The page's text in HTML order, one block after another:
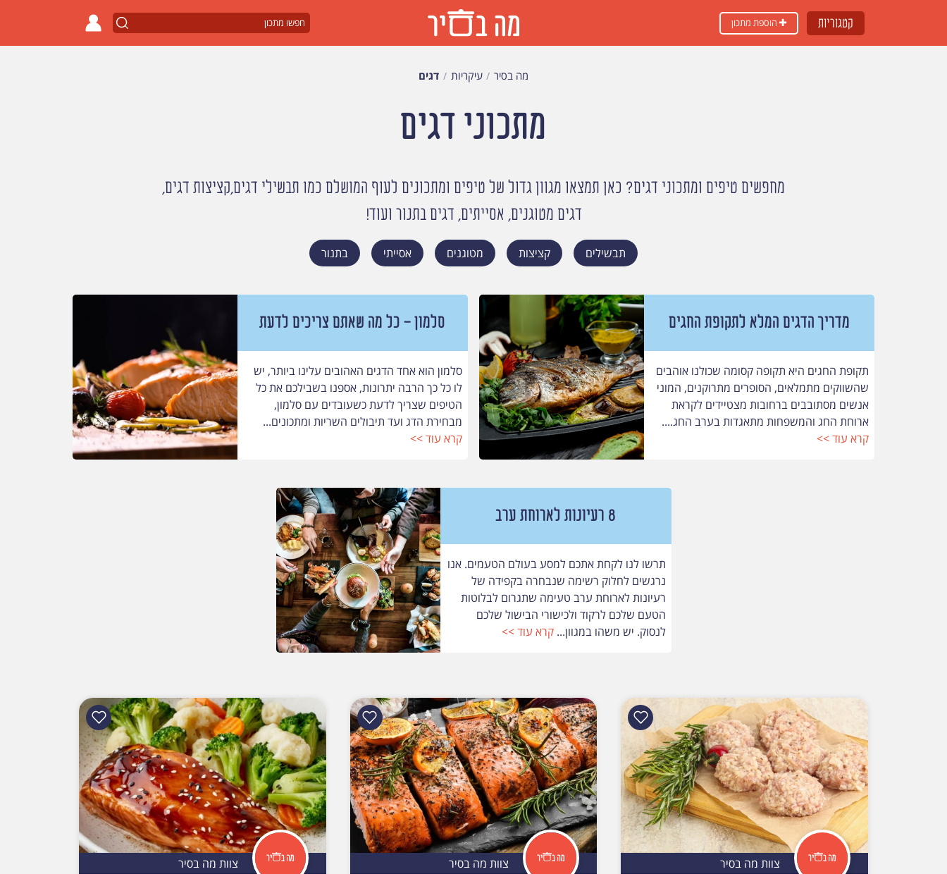
קטגוריות
מה בסיר עיקריות דגים
מתכוני דגים
מחפשים טיפים ומתכוני דגים? כאן תמצאו מגוון גדול של טיפים ומתכונים לעוף המושלם כמו תבשילי דגים,קציצות דגים,
דגים מטוגנים, אסייתים, דגים בתנור ועוד!
תבשילים קציצות מטוגנים אסייתי בתנור
מדריך הדגים המלא לתקופת החגים
תקופת החגים היא תקופה קסומה שכולנו אוהבים
שהשווקים מתמלאים, הסופרים מתרוקנים, המוני
אנשים מסתובבים ברחובות מצטיידים לקראת
ארוחת החג והמשפחות מתאגדות בערב החג....
קרא עוד >>
סלמון - כל מה שאתם צריכים לדעת
סלמון הוא אחד הדגים האהובים עלינו ביותר, יש
לו כל כך הרבה יתרונות, אספנו בשבילכם את כל
הטיפים שצריך לדעת כשעובדים עם סלמון,
מבחירת הדג ועד תיבולים השריות ומתכונים...
קרא עוד >>
8 רעיונות לארוחת ערב
תרשו לנו לקחת אתכם למסע בעולם הטעמים. אנו
נרגשים לחלוק רשימה שנבחרה בקפידה של
רעיונות לארוחת ערב טעימה שתגרום לבלוטות
הטעם שלכם לרקוד ולכישורי הבישול שלכם
לנסוק. יש משהו במגוון...קרא עוד >>
צוות מה בסיר צוות מה בסיר צוות מה בסיר